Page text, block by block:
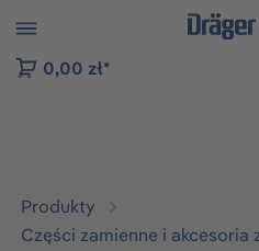
do nawigacji na platformie
0,00 zł*
Produkty
Części zamienne i akcesoria